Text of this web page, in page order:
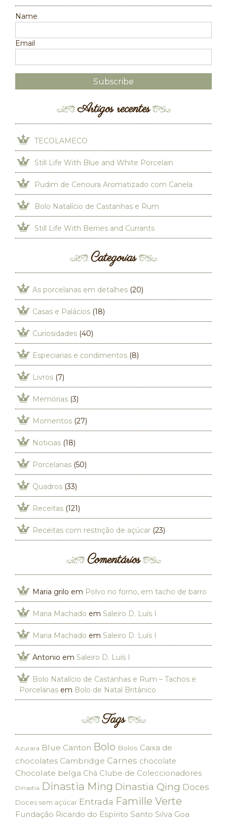
Name
Email
Artigos recentes
TECOLAMECO
Still Life With Blue and White Porcelain
Pudim de Cenoura Aromatizado com Canela
Bolo Natalício de Castanhas e Rum
Still Life With Berries and Currants
Categorias
As porcelanas em detalhes (20)
Casas e Palácios (18)
Curiosidades (40)
Especiarias e condimentos (8)
Livros (7)
Memórias (3)
Momentos (27)
Noticias (18)
Porcelanas (50)
Quadros (33)
Receitas (121)
Receitas com restrição de açúcar (23)
Comentários
Maria grilo em Polvo no forno, em tacho de barro
Maria Machado em Saleiro D. Luís I
Maria Machado em Saleiro D. Luís I
Antonio em Saleiro D. Luís I
Bolo Natalício de Castanhas e Rum – Tachos e
Porcelanas em Bolo de Natal Britânico
Tags
Azurara Blue Canton Bolo Bolos Caixa de
chocolates Cambridge Carnes chocolate
Chocolate belga Chá Clube de Coleccionadores
Dinastia Dinastia Ming Dinastia Qing Doces
Doces sem açúcar Entrada Famille Verte
Fundação Ricardo do Espírito Santo Silva Goa